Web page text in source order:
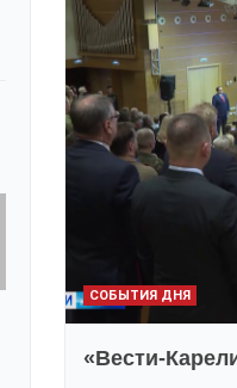
СОБЫТИЯ ДНЯ
«Вести-